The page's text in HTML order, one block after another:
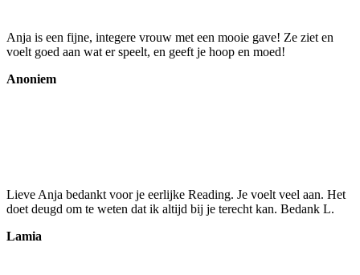
Anja is een fijne, integere vrouw met een mooie gave! Ze ziet en
voelt goed aan wat er speelt, en geeft je hoop en moed!
Anoniem
Lieve Anja bedankt voor je eerlijke Reading. Je voelt veel aan. Het
doet deugd om te weten dat ik altijd bij je terecht kan. Bedank L.
Lamia